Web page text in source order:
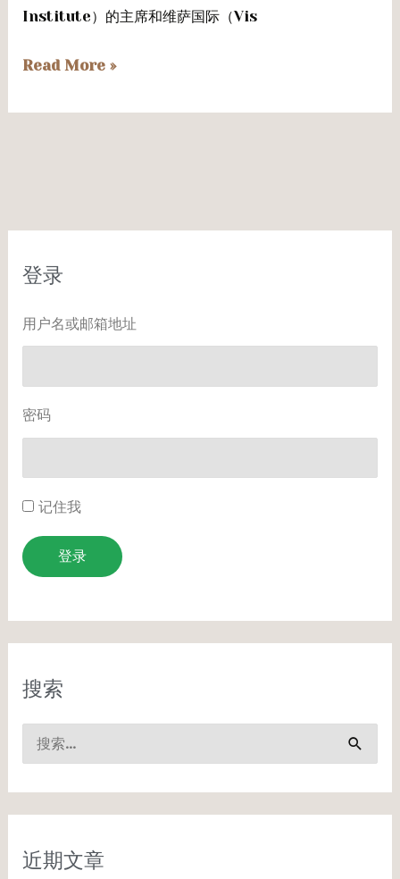
Institute）的主席和维萨国际（Vis
Read More »
登录
用户名或邮箱地址
密码
记住我
登录
搜索
近期文章